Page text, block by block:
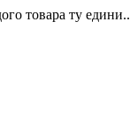
товара ту едини..